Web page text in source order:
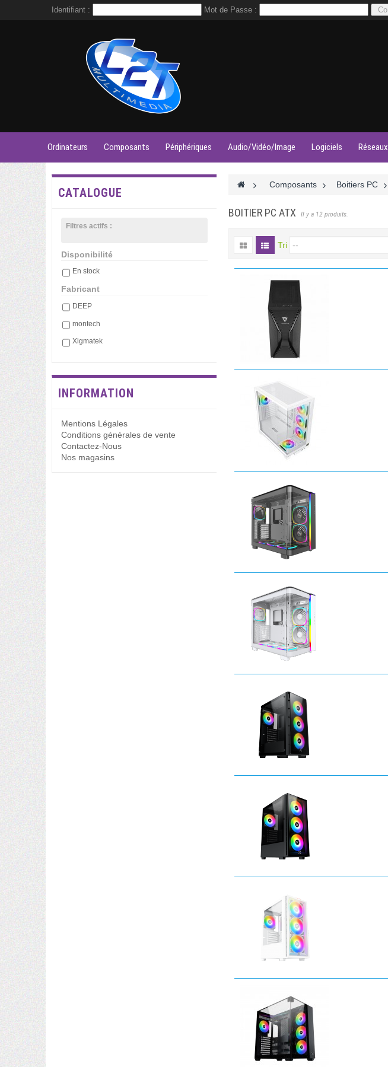
Identifiant : Mot de Passe :
Ordinateurs Composants Périphériques Audio/Vidéo/Image Logiciels Réseaux
CATALOGUE
Filtres actifs :
Disponibilité
En stock
Fabricant
DEEP
montech
Xigmatek
INFORMATION
Mentions Légales
Conditions générales de vente
Contactez-Nous
Nos magasins
> Composants > Boitiers PC >
BOITIER PC ATX Il y a 12 produits.
Tri